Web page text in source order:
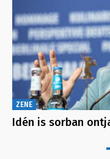
ZENE
Idén is sorban